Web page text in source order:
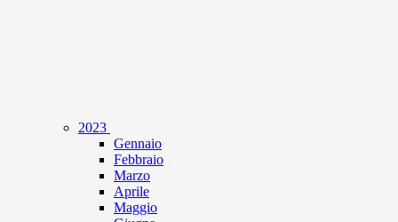
2023
Gennaio
Febbraio
Marzo
Aprile
Maggio